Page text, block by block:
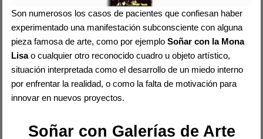
Son numerosos los casos de pacientes que confiesan haber
experimentado una manifestación subconsciente con alguna
pieza famosa de arte, como por ejemploSoñar con la Mona
Lisao cualquier otro reconocido cuadro u objeto artístico,
situación interpretada como el desarrollo de un miedo interno
por enfrentar la realidad, o como la falta de motivación para
innovar en nuevos proyectos.
Soñar con Galerías de Arte